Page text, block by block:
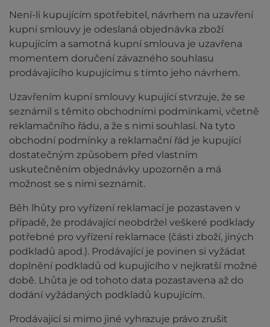
Není-li kupujícím spotřebitel, návrhem na uzavření
kupní smlouvy je odeslaná objednávka zboží
kupujícím a samotná kupní smlouva je uzavřena
momentem doručení závazného souhlasu
prodávajícího kupujícímu s tímto jeho návrhem.
Uzavřením kupní smlouvy kupující stvrzuje, že se
seznámil s těmito obchodními podmínkami, včetně
reklamačního řádu, a že s nimi souhlasí. Na tyto
obchodní podmínky a reklamační řád je kupující
dostatečným způsobem před vlastním
uskutečněním objednávky upozorněn a má
možnost se s nimi seznámit.
Běh lhůty pro vyřízení reklamací je pozastaven v
případě, že prodávající neobdržel veškeré podklady
potřebné pro vyřízení reklamace (části zboží, jiných
podkladů apod.). Prodávající je povinen si vyžádat
doplnění podkladů od kupujícího v nejkratší možné
době. Lhůta je od tohoto data pozastavena až do
dodání vyžádaných podkladů kupujícím.
Prodávající si mimo jiné vyhrazuje právo zrušit